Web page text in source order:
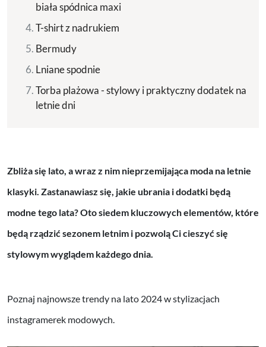
biała spódnica maxi
T-shirt z nadrukiem
Bermudy
Lniane spodnie
Torba plażowa - stylowy i praktyczny dodatek na
letnie dni
Zbliża się lato, a wraz z nim nieprzemijająca moda na letnie
klasyki. Zastanawiasz się, jakie ubrania i dodatki będą
modne tego lata? Oto siedem kluczowych elementów, które
będą rządzić sezonem letnim i pozwolą Ci cieszyć się
stylowym wyglądem każdego dnia.
Poznaj najnowsze trendy na lato 2024 w stylizacjach
instagramerek modowych.